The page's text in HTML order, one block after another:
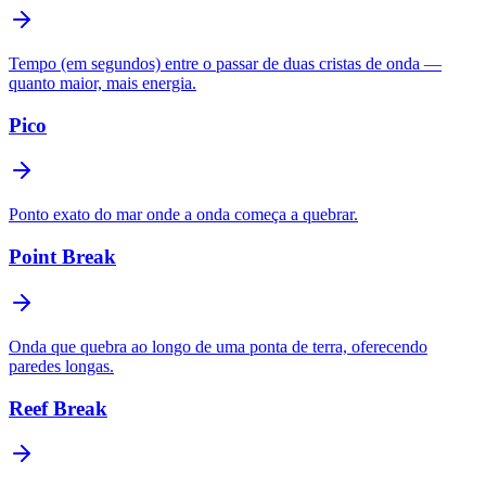
Tempo (em segundos) entre o passar de duas cristas de onda —
quanto maior, mais energia.
Pico
Ponto exato do mar onde a onda começa a quebrar.
Point Break
Onda que quebra ao longo de uma ponta de terra, oferecendo
paredes longas.
Reef Break